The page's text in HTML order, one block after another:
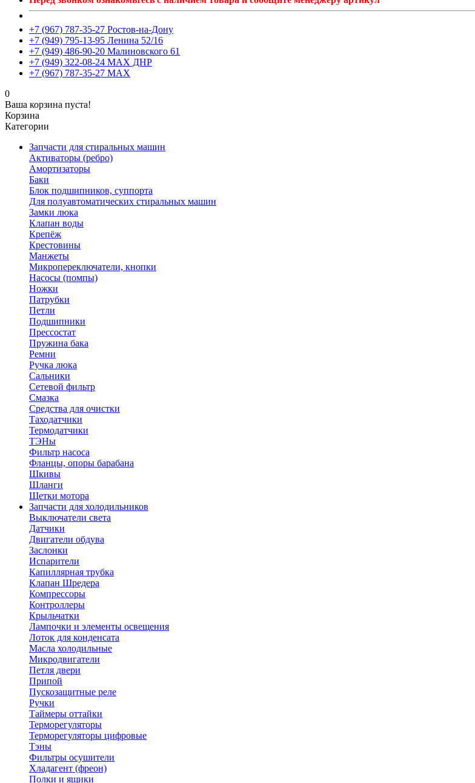
+7 (967) 787-35-27 Ростов-на-Дону
+7 (949) 795-13-95 Ленина 52/16
+7 (949) 486-90-20 Малиновского 61
+7 (949) 322-08-24 MAX ДНР
+7 (967) 787-35-27 MAX
0
Ваша корзина пуста!
Корзина
Категории
Запчасти для стиральных машин
Активаторы (ребро)
Амортизаторы
Баки
Блок подшипников, суппорта
Для полуавтоматических стиральных машин
Замки люка
Клапан воды
Крепёж
Крестовины
Манжеты
Микропереключатели, кнопки
Насосы (помпы)
Ножки
Патрубки
Петли
Подшипники
Прессостат
Пружина бака
Ремни
Ручка люка
Сальники
Сетевой фильтр
Смазка
Средства для очистки
Таходатчики
Термодатчики
ТЭНы
Фильтр насоса
Фланцы, опоры барабана
Шкивы
Шланги
Щетки мотора
Запчасти для холодильников
Выключатели света
Датчики
Двигатели обдува
Заслонки
Испарители
Капиллярная трубка
Клапан Шредера
Компрессоры
Контроллеры
Крыльчатки
Лампочки и элементы освещения
Лоток для конденсата
Масла холодильные
Микродвигатели
Петля двери
Припой
Пускозащитные реле
Ручки
Таймеры оттайки
Терморегуляторы
Терморегуляторы цифровые
Тэны
Фильтры осушители
Хладагент (фреон)
Полки и ящики